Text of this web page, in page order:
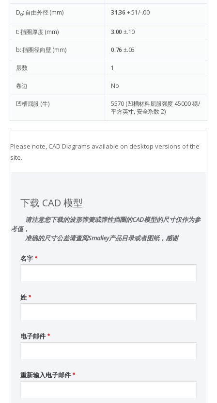
Do: 自由外径 (mm) 31.36 +.51/-.00
t: 挡圈厚度 (mm) 3.00 ±.10
b: 挡圈径向壁 (mm) 0.76 ±.05
层数 1
卷边 No
凹槽屈服 (牛) 5570 (凹槽材料屈服强度 45000 磅/
平方英寸, 安全系数 2)
Please note, CAD Diagrams available on desktop versions of the
site.
下载 CAD 模型
请注意您下载的波形弹簧或弹性挡圈的CAD模型的尺寸仅作为参
考值，
准确的尺寸公差请查阅Smalley产品目录或者图纸，感谢
名字 *
姓 *
电子邮件 *
重新输入电子邮件 *